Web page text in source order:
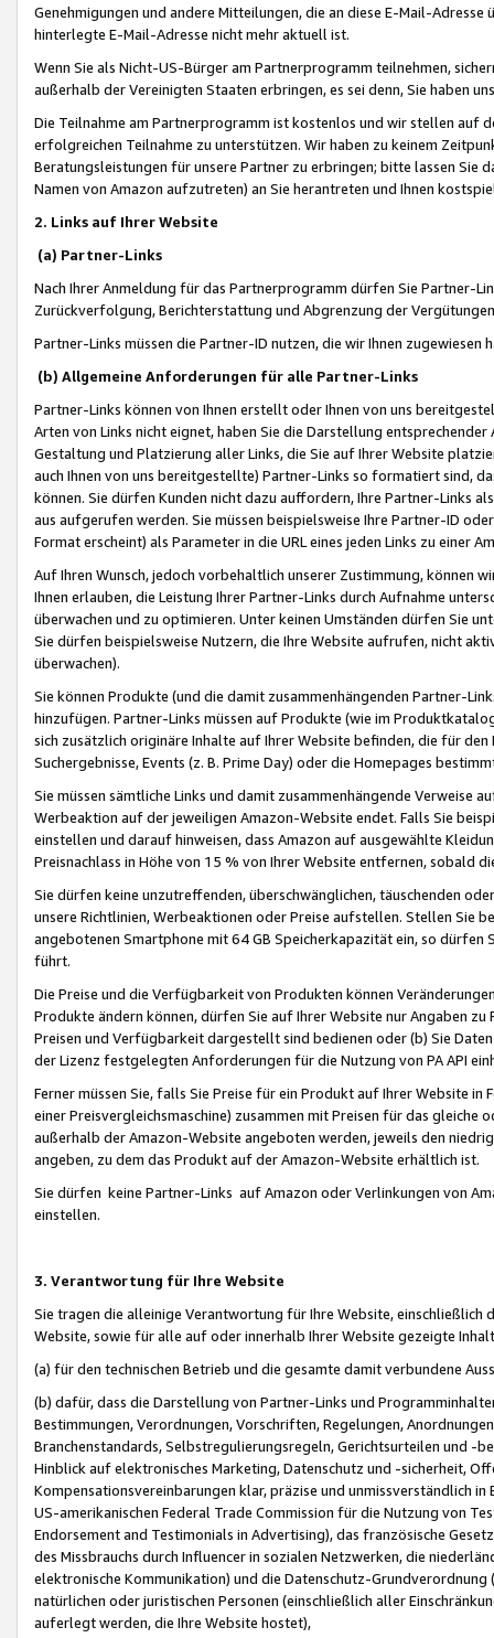
Genehmigungen und andere Mitteilungen, die an diese E-Mail-
hinterlegte E-Mail-Adresse nicht mehr aktuell ist.
Wenn Sie als Nicht-US-Bürger am Partnerprogramm teilnehmen,
außerhalb der Vereinigten Staaten erbringen, es sei denn, Sie haben
Die Teilnahme am Partnerprogramm ist kostenlos und wir stellen auf
erfolgreichen Teilnahme zu unterstützen. Wir haben zu keinem
Beratungsleistungen für unsere Partner zu erbringen; bitte lassen Sie
Namen von Amazon aufzutreten) an Sie herantreten und Ihnen
2. Links auf Ihrer Website
(a) Partner-Links
Nach Ihrer Anmeldung für das Partnerprogramm dürfen Sie Partner-
Zurückverfolgung, Berichterstattung und Abgrenzung der
Partner-Links müssen die Partner-ID nutzen, die wir Ihnen zugewiesen
(b) Allgemeine Anforderungen für alle Partner-Links
Partner-Links können von Ihnen erstellt oder Ihnen von uns
Arten von Links nicht eignet, haben Sie die Darstellung
Gestaltung und Platzierung aller Links, die Sie auf Ihrer Website
auch Ihnen von uns bereitgestellte) Partner-Links so formatiert sind,
können. Sie dürfen Kunden nicht dazu auffordern, Ihre Partner-Links
aus aufgerufen werden. Sie müssen beispielsweise Ihre Partner-ID
Format erscheint) als Parameter in die URL eines jeden Links zu einer
Auf Ihren Wunsch, jedoch vorbehaltlich unserer Zustimmung, können
Ihnen erlauben, die Leistung Ihrer Partner-Links durch Aufnahme
überwachen und zu optimieren. Unter keinen Umständen dürfen Sie
Sie dürfen beispielsweise Nutzern, die Ihre Website aufrufen, nicht
überwachen).
Sie können Produkte (und die damit zusammenhängenden Partner-
hinzufügen. Partner-Links müssen auf Produkte (wie im
sich zusätzlich originäre Inhalte auf Ihrer Website befinden, die für
Suchergebnisse, Events (z. B. Prime Day) oder die Homepages
Sie müssen sämtliche Links und damit zusammenhängende
Werbeaktion auf der jeweiligen Amazon-Website endet. Falls Sie
einstellen und darauf hinweisen, dass Amazon auf ausgewählte
Preisnachlass in Höhe von 15 % von Ihrer Website entfernen, sobald
Sie dürfen keine unzutreffenden, überschwänglichen, täuschenden
unsere Richtlinien, Werbeaktionen oder Preise aufstellen. Stellen Sie
angebotenen Smartphone mit 64 GB Speicherkapazität ein, so dürfen
führt.
Die Preise und die Verfügbarkeit von Produkten können
Produkte ändern können, dürfen Sie auf Ihrer Website nur Angaben
Preisen und Verfügbarkeit dargestellt sind bedienen oder (b) Sie
der Lizenz festgelegten Anforderungen für die Nutzung von PA API
Ferner müssen Sie, falls Sie Preise für ein Produkt auf Ihrer Website
einer Preisvergleichsmaschine) zusammen mit Preisen für das
außerhalb der Amazon-Website angeboten werden, jeweils den
angeben, zu dem das Produkt auf der Amazon-Website erhältlich ist.
Sie dürfen keine Partner-Links auf Amazon oder Verlinkungen von
einstellen.
3. Verantwortung für Ihre Website
Sie tragen die alleinige Verantwortung für Ihre Website,
Website, sowie für alle auf oder innerhalb Ihrer Website gezeigte
(a) für den technischen Betrieb und die gesamte damit verbundene
(b) dafür, dass die Darstellung von Partner-Links und
Bestimmungen, Verordnungen, Vorschriften, Regelungen,
Branchenstandards, Selbstregulierungsregeln, Gerichtsurteilen und -
Hinblick auf elektronisches Marketing, Datenschutz und -sicherheit,
Kompensationsvereinbarungen klar, präzise und unmissverständlich
US-amerikanischen Federal Trade Commission für die Nutzung von
Endorsement and Testimonials in Advertising), das französische
des Missbrauchs durch Influencer in sozialen Netzwerken, die
elektronische Kommunikation) und die Datenschutz-
natürlichen oder juristischen Personen (einschließlich aller
auferlegt werden, die Ihre Website hostet),